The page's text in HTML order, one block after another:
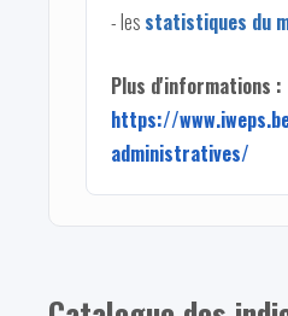
- les statistiques du
Plus d'informations :
https://
administratives/